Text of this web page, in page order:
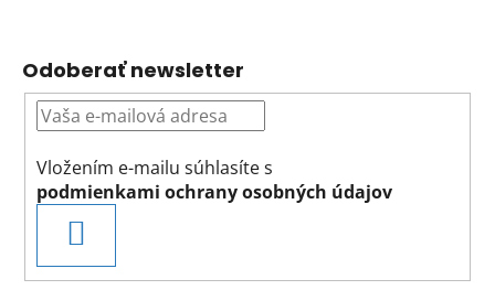
Odoberať newsletter
Vložením e-mailu súhlasíte s
podmienkami ochrany osobných údajov
SA